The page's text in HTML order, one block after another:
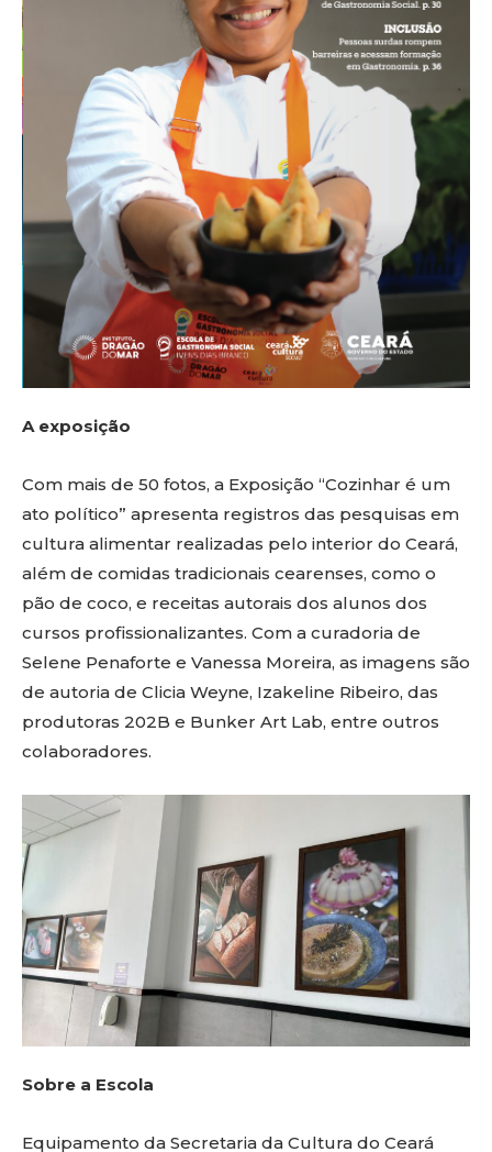
A exposição
Com mais de 50 fotos, a Exposição “Cozinhar é um
ato político” apresenta registros das pesquisas em
cultura alimentar realizadas pelo interior do Ceará,
além de comidas tradicionais cearenses, como o
pão de coco, e receitas autorais dos alunos dos
cursos profissionalizantes. Com a curadoria de
Selene Penaforte e Vanessa Moreira, as imagens são
de autoria de Clicia Weyne, Izakeline Ribeiro, das
produtoras 202B e Bunker Art Lab, entre outros
colaboradores.
Sobre a Escola
Equipamento da Secretaria da Cultura do Ceará